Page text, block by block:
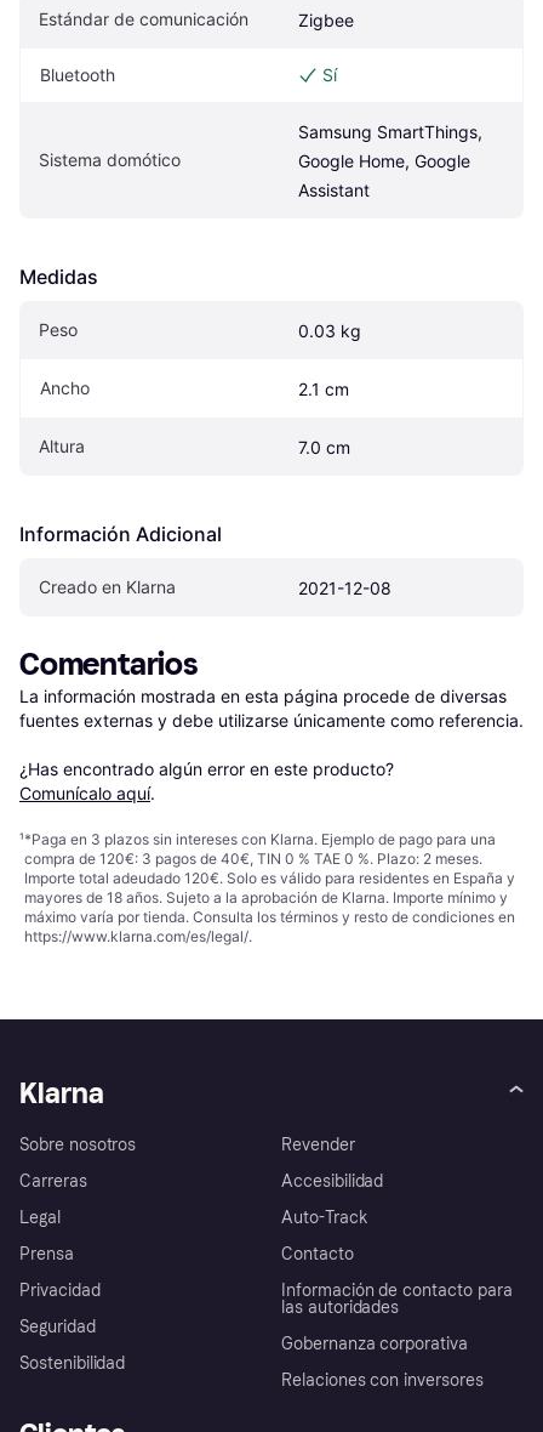
Estándar de comunicación Zigbee
Bluetooth Sí
Sistema domótico
Samsung SmartThings,
Google Home, Google
Assistant
Medidas
Peso 0.03 kg
Ancho 2.1 cm
Altura 7.0 cm
Información Adicional
Creado en Klarna 2021-12-08
Comentarios
La información mostrada en esta página procede de diversas
fuentes externas y debe utilizarse únicamente como referencia.
¿Has encontrado algún error en este producto?
Comunícalo aquí.
¹*Paga en 3 plazos sin intereses con Klarna. Ejemplo de pago para una
compra de 120€: 3 pagos de 40€, TIN 0 % TAE 0 %. Plazo: 2 meses.
Importe total adeudado 120€. Solo es válido para residentes en España y
mayores de 18 años. Sujeto a la aprobación de Klarna. Importe mínimo y
máximo varía por tienda. Consulta los términos y resto de condiciones en
https://www.klarna.com/es/legal/.
Klarna
Sobre nosotros
Carreras
Legal
Prensa
Privacidad
Seguridad
Sostenibilidad
Revender
Accesibilidad
Auto-Track
Contacto
Información de contacto para
las autoridades
Gobernanza corporativa
Relaciones con inversores